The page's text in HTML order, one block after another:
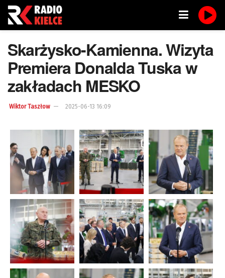
Skarżysko-Kamienna. Wizyta
Premiera Donalda Tuska w
zakładach MESKO
Wiktor Taszłow 2025-06-13 16:09